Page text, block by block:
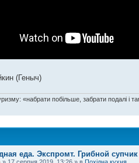
(Геныч)
«набрати побільше, забрати подалі і
еда. Экспромт. Грибной